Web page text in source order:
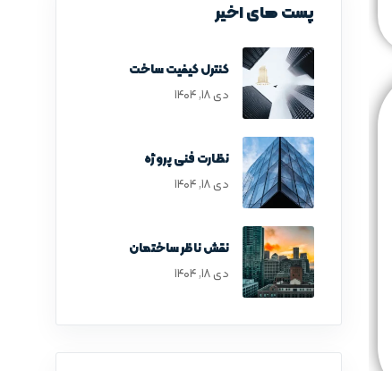
پست های اخیر
کنترل کیفیت ساخت
دی ۱۸, ۱۴۰۴
نظارت فنی پروژه
دی ۱۸, ۱۴۰۴
نقش ناظر ساختمان
دی ۱۸, ۱۴۰۴